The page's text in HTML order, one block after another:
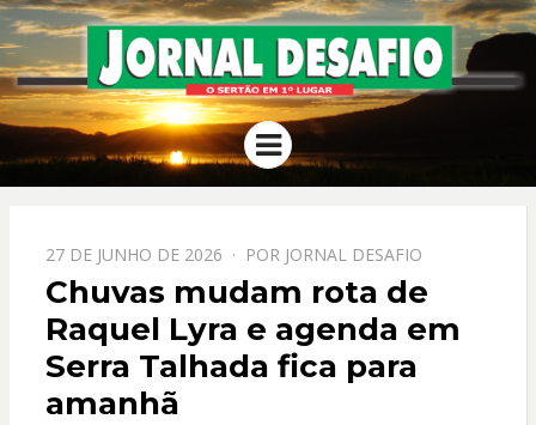
JORNAL
DESAFIO
O Sertão em 1º Lugar
Menu
PPOSTADO
EM
27 DE JUNHO DE 2026 POR JORNAL DESAFIO
Chuvas mudam rota de
Raquel Lyra e agenda em
Serra Talhada fica para
amanhã